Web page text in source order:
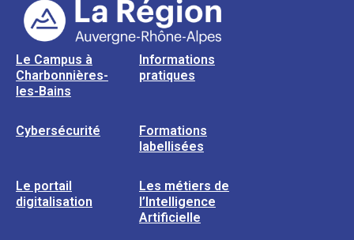
Le Campus à
Charbonnières-
les-Bains
Informations
pratiques
Cybersécurité
Formations
labellisées
Le portail
digitalisation
Les métiers de
l’Intelligence
Artificielle